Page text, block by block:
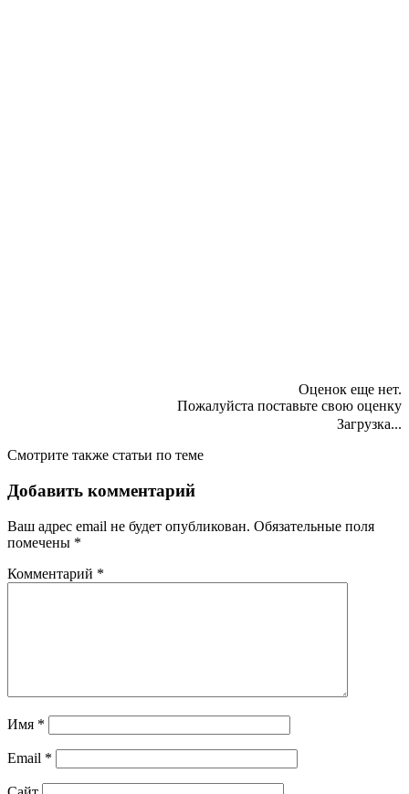
Оценок еще нет.
Пожалуйста поставьте свою оценку
Загрузка...
Смотрите также статьи по теме
Добавить комментарий
Ваш адрес email не будет опубликован. Обязательные поля
помечены *
Комментарий *
Имя *
Email *